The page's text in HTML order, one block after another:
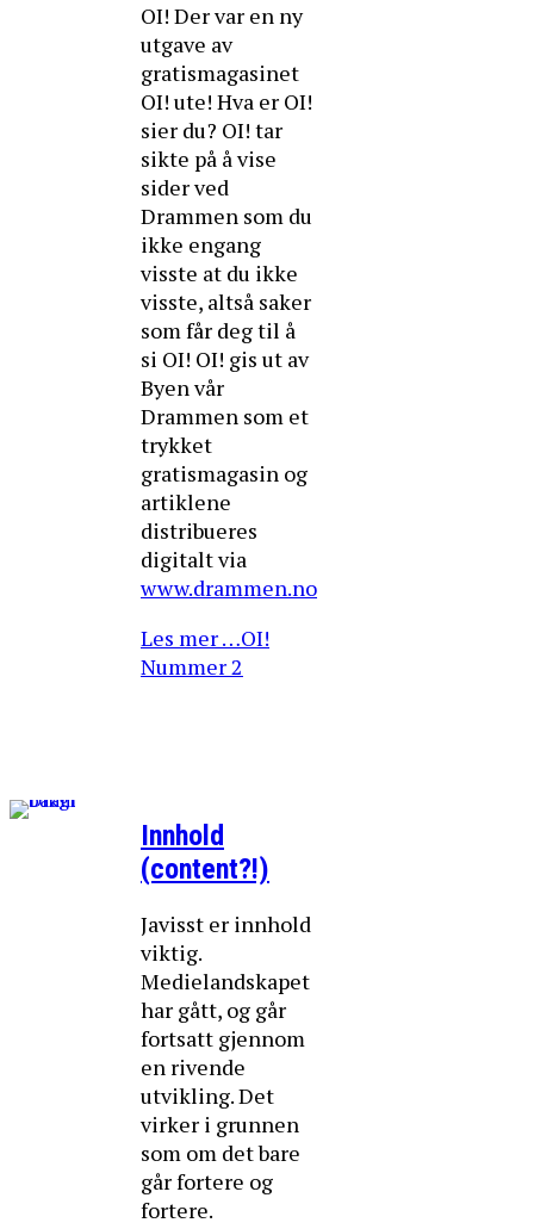
OI! Der var en ny
utgave av
gratismagasinet
OI! ute! Hva er OI!
sier du? OI! tar
sikte på å vise
sider ved
Drammen som du
ikke engang
visste at du ikke
visste, altså saker
som får deg til å
si OI! OI! gis ut av
Byen vår
Drammen som et
trykket
gratismagasin og
artiklene
distribueres
digitalt via
www.drammen.no
Les mer …OI!
Nummer 2
Innhold
(content?!)
Javisst er innhold
viktig.
Medielandskapet
har gått, og går
fortsatt gjennom
en rivende
utvikling. Det
virker i grunnen
som om det bare
går fortere og
fortere.